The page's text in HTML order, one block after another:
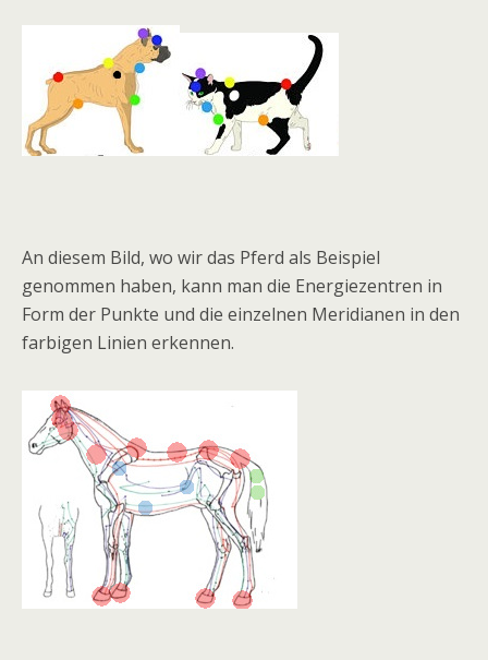
An diesem Bild, wo wir das Pferd als Beispiel
genommen haben, kann man die Energiezentren in
Form der Punkte und die einzelnen Meridianen in den
farbigen Linien erkennen.